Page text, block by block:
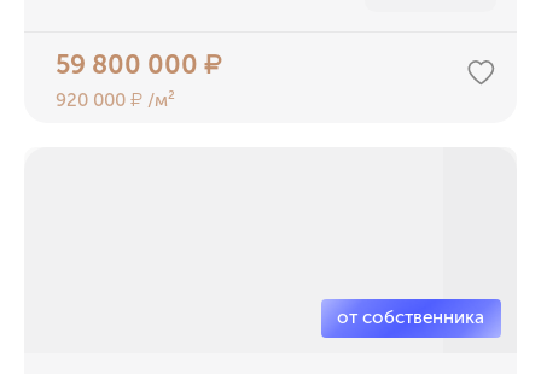
59 800 000₽
920 000₽ /м²